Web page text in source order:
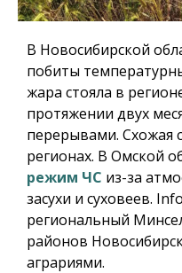
В Новосибирской
побиты
жара стояла в
протяжении двух
перерывами. Схожая
регионах. В Омской
режим ЧС из-за
засухи и суховеев.
региональный
районов
аграриями.